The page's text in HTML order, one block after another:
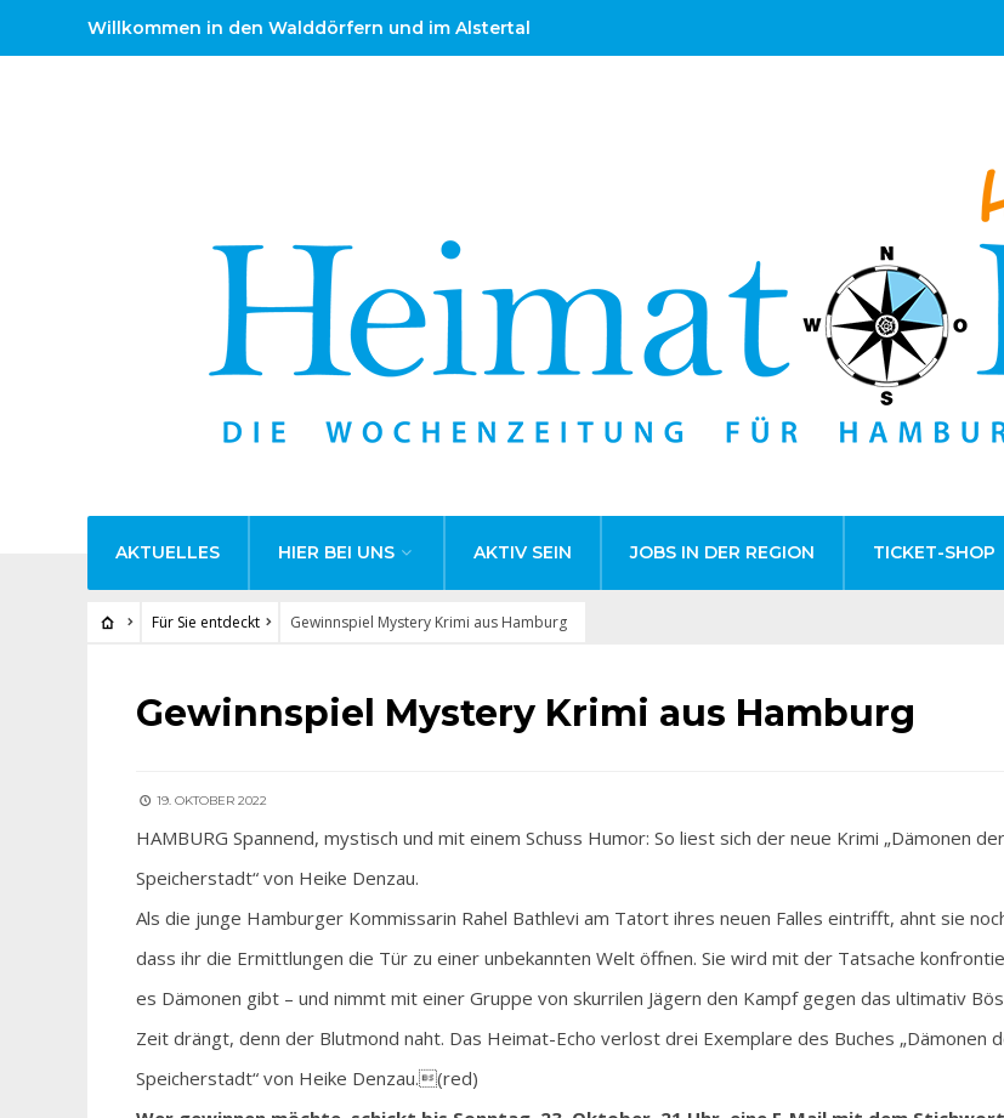
Willkommen in den Walddörfern und im Alstertal
AKTUELLES HIER BEI UNS AKTIV SEIN JOBS IN DER REGION TICKET-SHOP
Für Sie entdeckt Gewinnspiel Mystery Krimi aus Hamburg
FÜR SIE ENTDECKT
Gewinnspiel Mystery Krimi aus Hamburg
19. OKTOBER 2022
HAMBURG Spannend, mystisch und mit einem Schuss Humor: So liest sich der neue Krimi „Dämonen der
Speicherstadt“ von Heike Denzau.
Als die junge Hamburger Kommissarin Rahel Bathlevi am Tatort ihres neuen Falles eintrifft, ahnt sie
dass ihr die Ermittlungen die Tür zu einer unbekannten Welt öffnen. Sie wird mit der Tatsache
es Dämonen gibt – und nimmt mit einer Gruppe von skurrilen Jägern den Kampf gegen das ultimativ
Zeit drängt, denn der Blutmond naht. Das Heimat-Echo verlost drei Exemplare des Buches „Dämonen
Speicherstadt“ von Heike Denzau.(red)